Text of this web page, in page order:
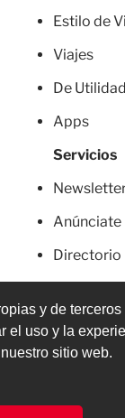
y de terceros
el uso y la
sitio web.
Estilo de
Viajes
De Utilidad
Apps
Servicios
Anúnciate
Directorio
reservados.
cualquier medio